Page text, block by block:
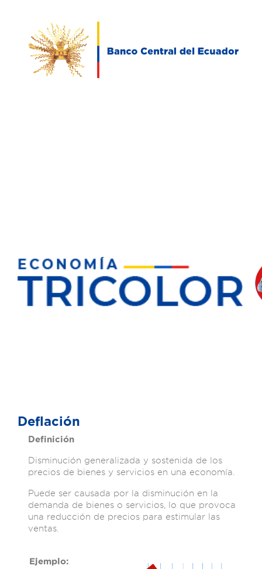
Deflación
Definición
Disminución generalizada y sostenida de los
precios de bienes y servicios en una economía.
Puede ser causada por la disminución en la
demanda de bienes o servicios, lo que provoca
una reducción de precios para estimular las
ventas.
Ejemplo: